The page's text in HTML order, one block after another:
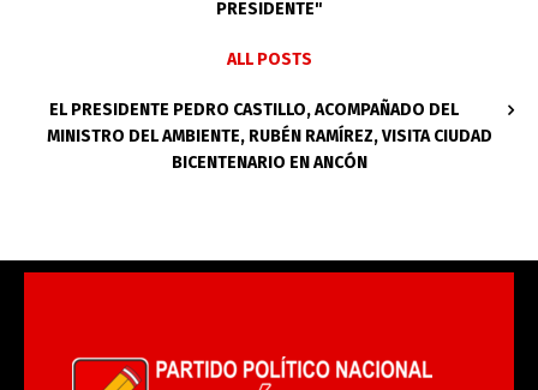
PRESIDENTE"
ALL POSTS
EL PRESIDENTE PEDRO CASTILLO, ACOMPAÑADO DEL
MINISTRO DEL AMBIENTE, RUBÉN RAMÍREZ, VISITA CIUDAD
BICENTENARIO EN ANCÓN